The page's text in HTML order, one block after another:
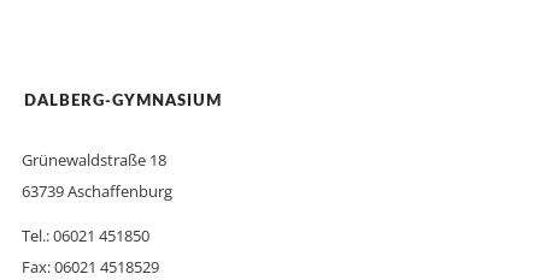
DALBERG-GYMNASIUM
Grünewaldstraße 18
63739 Aschaffenburg
Tel.: 06021 451850
Fax: 06021 4518529